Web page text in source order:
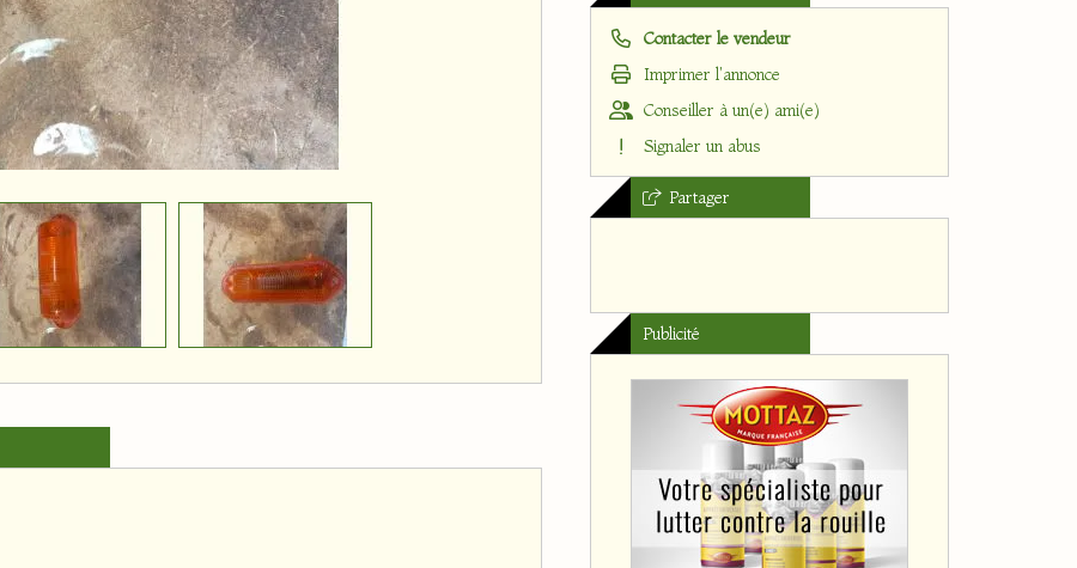
Contacter le vendeur
Imprimer l'annonce
Conseiller à un(e) ami(e)
Signaler un abus
Partager
Publicité